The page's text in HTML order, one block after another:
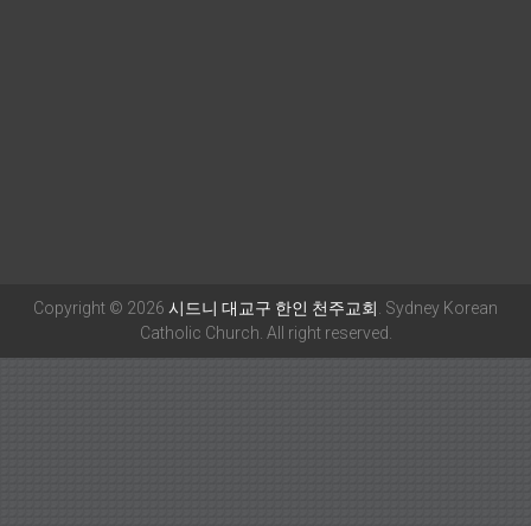
Copyright © 2026 시드니 대교구 한인 천주교회 . Sydney Korean
Catholic Church. All right reserved.